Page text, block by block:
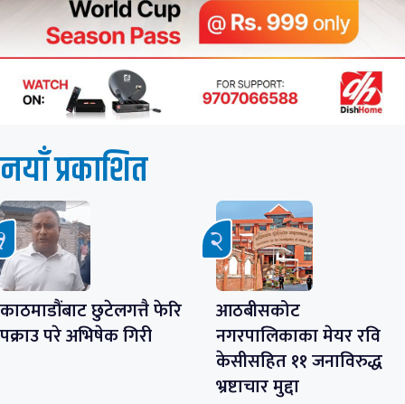
नयाँ प्रकाशित
काठमाडौंबाट छुटेलगत्तै फेरि
पक्राउ परे अभिषेक गिरी
आठबीसकोट
नगरपालिकाका मेयर रवि
केसीसहित ११ जनाविरुद्ध
भ्रष्टाचार मुद्दा